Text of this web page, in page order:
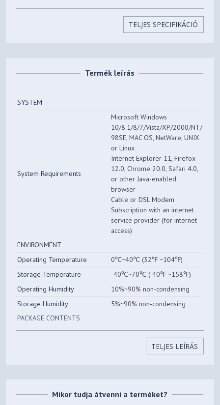
IEEE 802.11a - 5GHz
300Mbps
Ki- Bekapcsoló gomb
WPS
Mu-mimo szabvány
TELJES SPECIFIKÁCIÓ
Termék leírás
SYSTEM
System Requirements
Microsoft Windows
10/8.1/8/7/Vista/XP/2000/NT/
98SE, MAC OS, NetWare, UNIX
or Linux
Internet Explorer 11, Firefox
12.0, Chrome 20.0, Safari 4.0,
or other Java-enabled
browser
Cable or DSL Modem
Subscription with an internet
service provider (for internet
access)
ENVIRONMENT
Operating Temperature
0℃~40℃ (32℉ ~104℉)
Storage Temperature
-40℃~70℃ (-40℉ ~158℉)
Operating Humidity
10%~90% non-condensing
Storage Humidity
5%~90% non-condensing
PACKAGE CONTENTS
Wireless Router Archer C6
Power Adapter
RJ45 Ethernet Cable
4*10/100/1000Mbps LAN
TELJES LEÍRÁS
Mikor tudja átvenni a terméket?